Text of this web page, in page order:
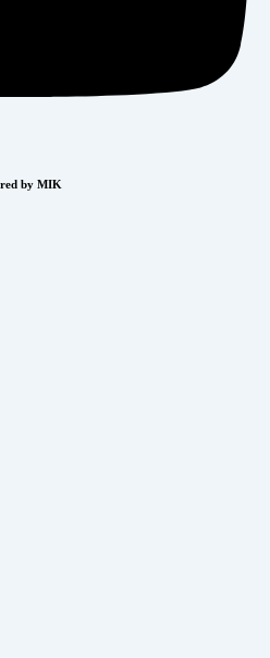
by MIK